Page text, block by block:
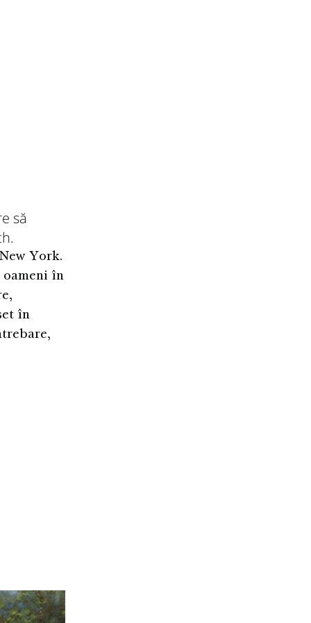
să
York.
oameni în
în